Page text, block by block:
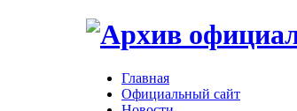
Главная
Официальный сайт